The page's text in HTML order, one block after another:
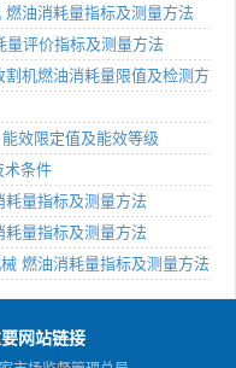
油消耗量指标及测量方法
量评价指标及测量方法
机燃油消耗量限值及检测方
效限定值及能效等级
术条件
量指标及测量方法
量指标及测量方法
燃油消耗量指标及测量方法
网站链接